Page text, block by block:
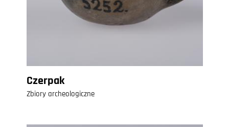
Czerpak
Zbiory archeologiczne